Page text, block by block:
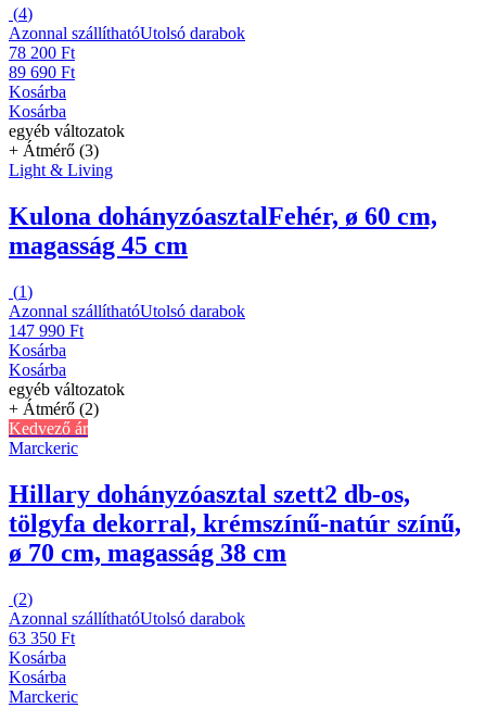
(4)
Azonnal szállíthatóUtolsó darabok
78 200 Ft
89 690 Ft
Kosárba
Kosárba
egyéb változatok
+ Átmérő (3)
Light & Living
Kulona dohányzóasztalFehér, ø 60 cm,
magasság 45 cm
(1)
Azonnal szállíthatóUtolsó darabok
147 990 Ft
Kosárba
Kosárba
egyéb változatok
+ Átmérő (2)
Kedvező ár
Marckeric
Hillary dohányzóasztal szett2 db-os,
tölgyfa dekorral, krémszínű-natúr színű,
ø 70 cm, magasság 38 cm
(2)
Azonnal szállíthatóUtolsó darabok
63 350 Ft
Kosárba
Kosárba
Marckeric